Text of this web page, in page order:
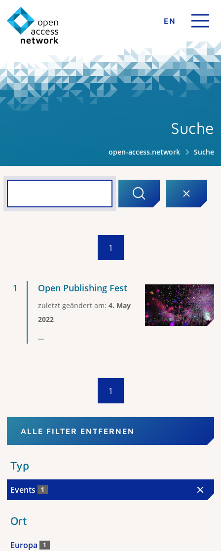
EN
Suche
open-access.network Suche
1
Open Publishing Fest
zuletzt geändert am: 4. May
2022
...
1
ALLE FILTER ENTFERNEN
Typ
Events 1
Ort
Europa 1